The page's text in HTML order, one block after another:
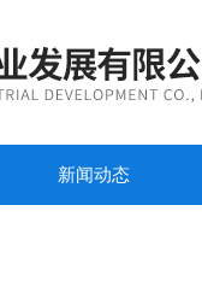
新闻动态